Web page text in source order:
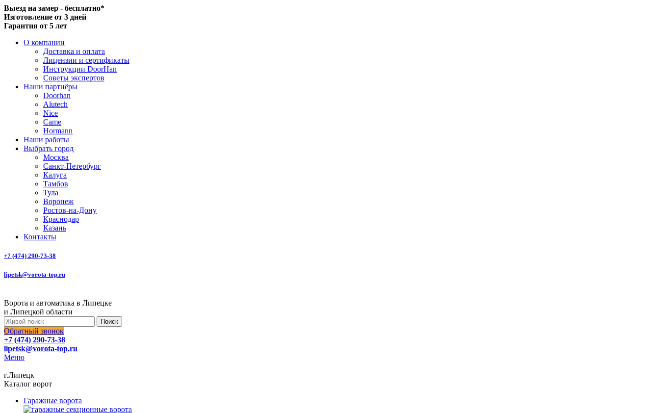
Выезд на замер - бесплатно*
Изготовление от 3 дней
Гарантия от 5 лет
О компании
Доставка и оплата
Лицензии и сертификаты
Инструкции DoorHan
Советы экспертов
Наши партнёры
Doorhan
Alutech
Nice
Came
Hormann
Наши работы
Выбрать город
Москва
Санкт-Петербург
Калуга
Тамбов
Тула
Воронеж
Ростов-на-Дону
Краснодар
Казань
Контакты
+7 (474) 290-73-38
lipetsk@vorota-top.ru
Ворота и автоматика в Липецке
и Липецкой области
Поиск
Обратный звонок
+7 (474) 290-73-38
lipetsk@vorota-top.ru
Меню
г.Липецк
Каталог ворот
Гаражные ворота